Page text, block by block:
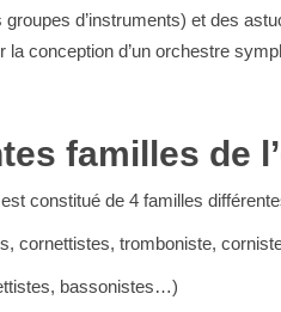
groupes d’instruments) et des
conception d’un orchestre
familles de
constitué de 4 familles
cornettistes, tromboniste,
bassonistes…)